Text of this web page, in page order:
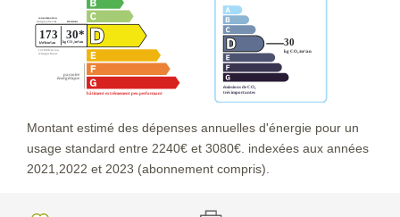
Montant estimé des dépenses annuelles d'énergie pour un
usage standard entre 2240€ et 3080€. indexées aux années
2021,2022 et 2023 (abonnement compris).